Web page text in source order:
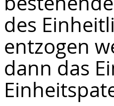
des
entzogen
dann das